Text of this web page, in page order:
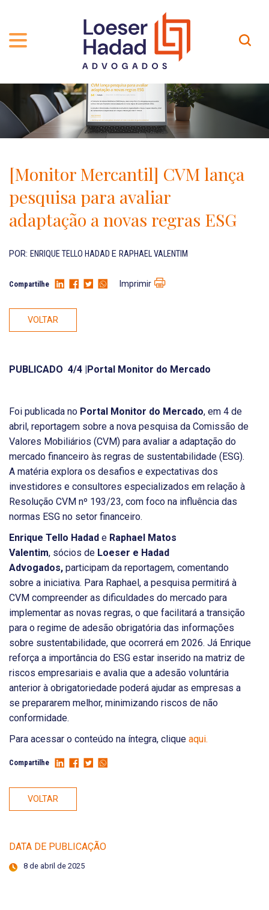
QUEM SOMOS
TRAJETÓRIA
INCLUSÃO E DIVERSIDADE
PRÊMIOS
NOSSA EQUIPE
ÁREAS DE ATUAÇÃO
PROFISSIONAIS
CARREIRA
Contato
Localização
[Monitor Mercantil] CVM lança
pesquisa para avaliar
adaptação a novas regras ESG
POR: ENRIQUE TELLO HADAD E RAPHAEL VALENTIM
Compartilhe Imprimir
VOLTAR
PUBLICADO 4/4 |Portal Monitor do Mercado
Foi publicada no Portal Monitor do Mercado, em 4 de
abril, reportagem sobre a nova pesquisa da Comissão de
Valores Mobiliários (CVM) para avaliar a adaptação do
mercado financeiro às regras de sustentabilidade (ESG).
A matéria explora os desafios e expectativas dos
investidores e consultores especializados em relação à
Resolução CVM nº 193/23, com foco na influência das
normas ESG no setor financeiro.
Enrique Tello Hadad e Raphael Matos
Valentim, sócios de Loeser e Hadad
Advogados, participam da reportagem, comentando
sobre a iniciativa. Para Raphael, a pesquisa permitirá à
CVM compreender as dificuldades do mercado para
implementar as novas regras, o que facilitará a transição
para o regime de adesão obrigatória das informações
sobre sustentabilidade, que ocorrerá em 2026. Já Enrique
reforça a importância do ESG estar inserido na matriz de
riscos empresariais e avalia que a adesão voluntária
anterior à obrigatoriedade poderá ajudar as empresas a
se prepararem melhor, minimizando riscos de não
conformidade.
Para acessar o conteúdo na íntegra, clique aqui.
Compartilhe
VOLTAR
DATA DE PUBLICAÇÃO
8 de abril de 2025